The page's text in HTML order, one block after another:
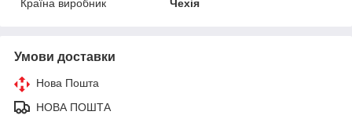
Країна виробник
Чехія
Умови доставки
Нова Пошта
НОВА ПОШТА